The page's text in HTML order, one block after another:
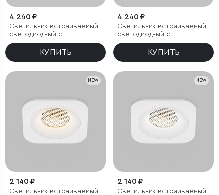
4 240 ₽
Светильник встраиваемый
светодиодный с
антибликовой решеткой
Tetro 20W 3000K черный
КУПИТЬ
4 240 ₽
Светильник встраиваемый
светодиодный с
антибликовой решеткой
Tetro 20W 4000K черный
КУПИТЬ
NEW
2 140 ₽
Светильник встраиваемый
NEW
2 140 ₽
Светильник встраиваемый